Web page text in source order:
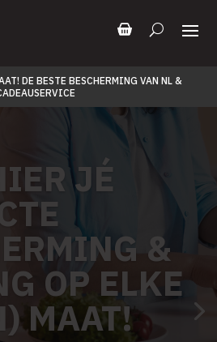
DE BESTE BESCHERMING VAN NL &
JÉ
&
OP ELKE
MAAT!